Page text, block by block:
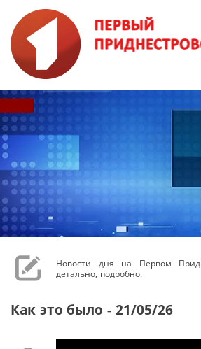
Новости дня на Первом
детально, подробно.
Как это было - 21/05/26